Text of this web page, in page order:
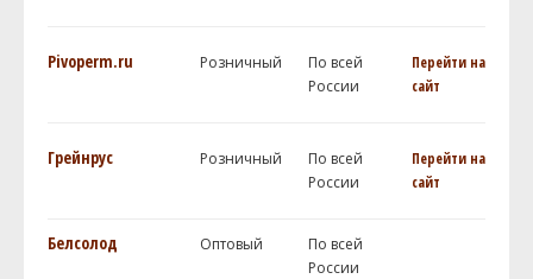
Pivoperm.ru Розничный
По всей
России
Перейти на
сайт
Грейнрус Розничный
По всей
России
Перейти на
сайт
Белсолод Оптовый
По всей
России